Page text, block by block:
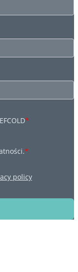
*
*
policy